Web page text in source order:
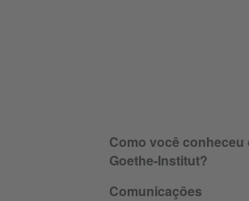
Como você conheceu
Goethe-Institut?
Comunicações